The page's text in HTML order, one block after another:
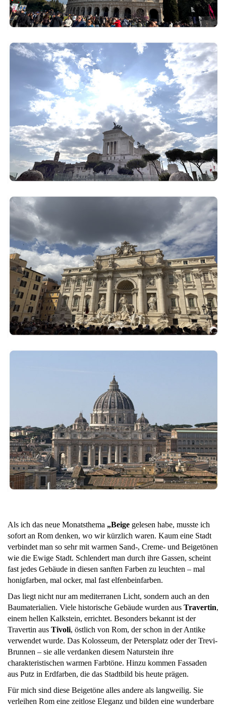
Als ich das neue Monatsthema „Beige gelesen habe, musste ich
sofort an Rom denken, wo wir kürzlich waren. Kaum eine Stadt
verbindet man so sehr mit warmen Sand-, Creme- und Beigetönen
wie die Ewige Stadt. Schlendert man durch ihre Gassen, scheint
fast jedes Gebäude in diesen sanften Farben zu leuchten – mal
honigfarben, mal ocker, mal fast elfenbeinfarben.
Das liegt nicht nur am mediterranen Licht, sondern auch an den
Baumaterialien. Viele historische Gebäude wurden aus Travertin,
einem hellen Kalkstein, errichtet. Besonders bekannt ist der
Travertin aus Tivoli, östlich von Rom, der schon in der Antike
verwendet wurde. Das Kolosseum, der Petersplatz oder der Trevi-
Brunnen – sie alle verdanken diesem Naturstein ihre
charakteristischen warmen Farbtöne. Hinzu kommen Fassaden
aus Putz in Erdfarben, die das Stadtbild bis heute prägen.
Für mich sind diese Beigetöne alles andere als langweilig. Sie
verleihen Rom eine zeitlose Eleganz und bilden eine wunderbare